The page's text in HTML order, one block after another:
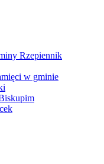
Rzepiennik
w gminie